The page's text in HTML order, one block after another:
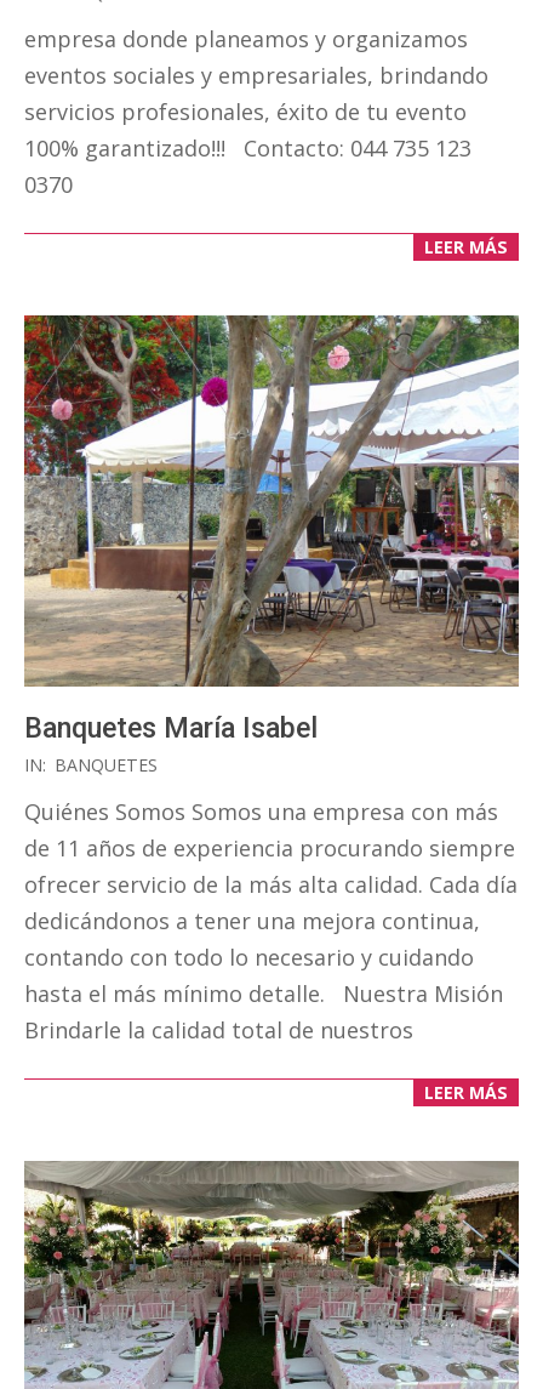
05-
12
empresa donde planeamos y organizamos
eventos sociales y empresariales, brindando
servicios profesionales, éxito de tu evento
100% garantizado!!! Contacto: 044 735 123
0370
LEER MÁS
Banquetes María Isabel
2017-
05-
12
IN: BANQUETES
Quiénes Somos Somos una empresa con más
de 11 años de experiencia procurando siempre
ofrecer servicio de la más alta calidad. Cada día
dedicándonos a tener una mejora continua,
contando con todo lo necesario y cuidando
hasta el más mínimo detalle. Nuestra Misión
Brindarle la calidad total de nuestros
LEER MÁS